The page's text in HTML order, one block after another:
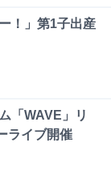
！」第1子出産
「WAVE」リ
ライブ開催